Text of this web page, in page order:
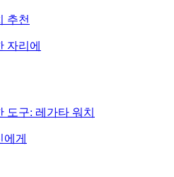
추천
자리에
도구: 레가타 워치
게